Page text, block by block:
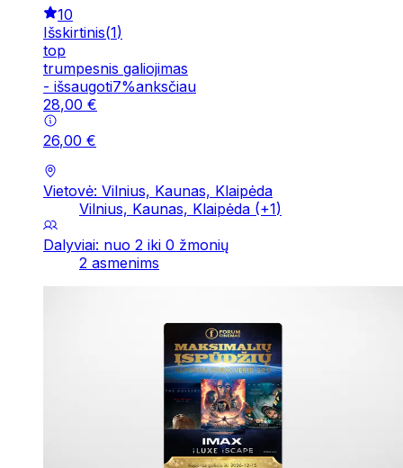
10
Išskirtinis(1)
top
trumpesnis galiojimas
- išsaugoti7%anksčiau
28,00 €
26,00 €
Vietovė: Vilnius, Kaunas, Klaipėda
Vilnius, Kaunas, Klaipėda (+1)
Dalyviai: nuo 2 iki 0 žmonių
2 asmenims